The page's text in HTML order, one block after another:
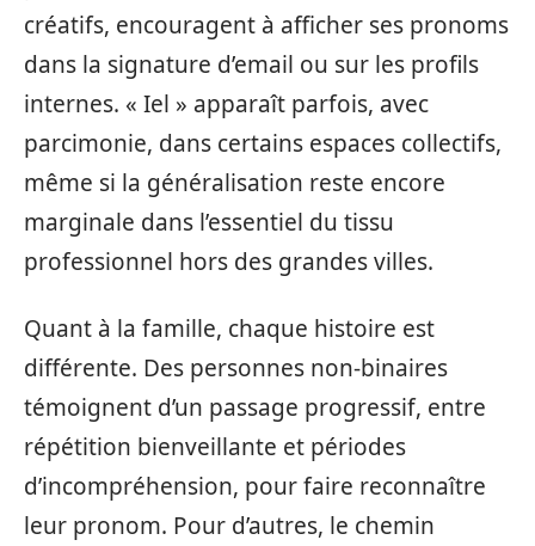
créatifs, encouragent à afficher ses pronoms
dans la signature d’email ou sur les profils
internes. « Iel » apparaît parfois, avec
parcimonie, dans certains espaces collectifs,
même si la généralisation reste encore
marginale dans l’essentiel du tissu
professionnel hors des grandes villes.
Quant à la famille, chaque histoire est
différente. Des personnes non-binaires
témoignent d’un passage progressif, entre
répétition bienveillante et périodes
d’incompréhension, pour faire reconnaître
leur pronom. Pour d’autres, le chemin